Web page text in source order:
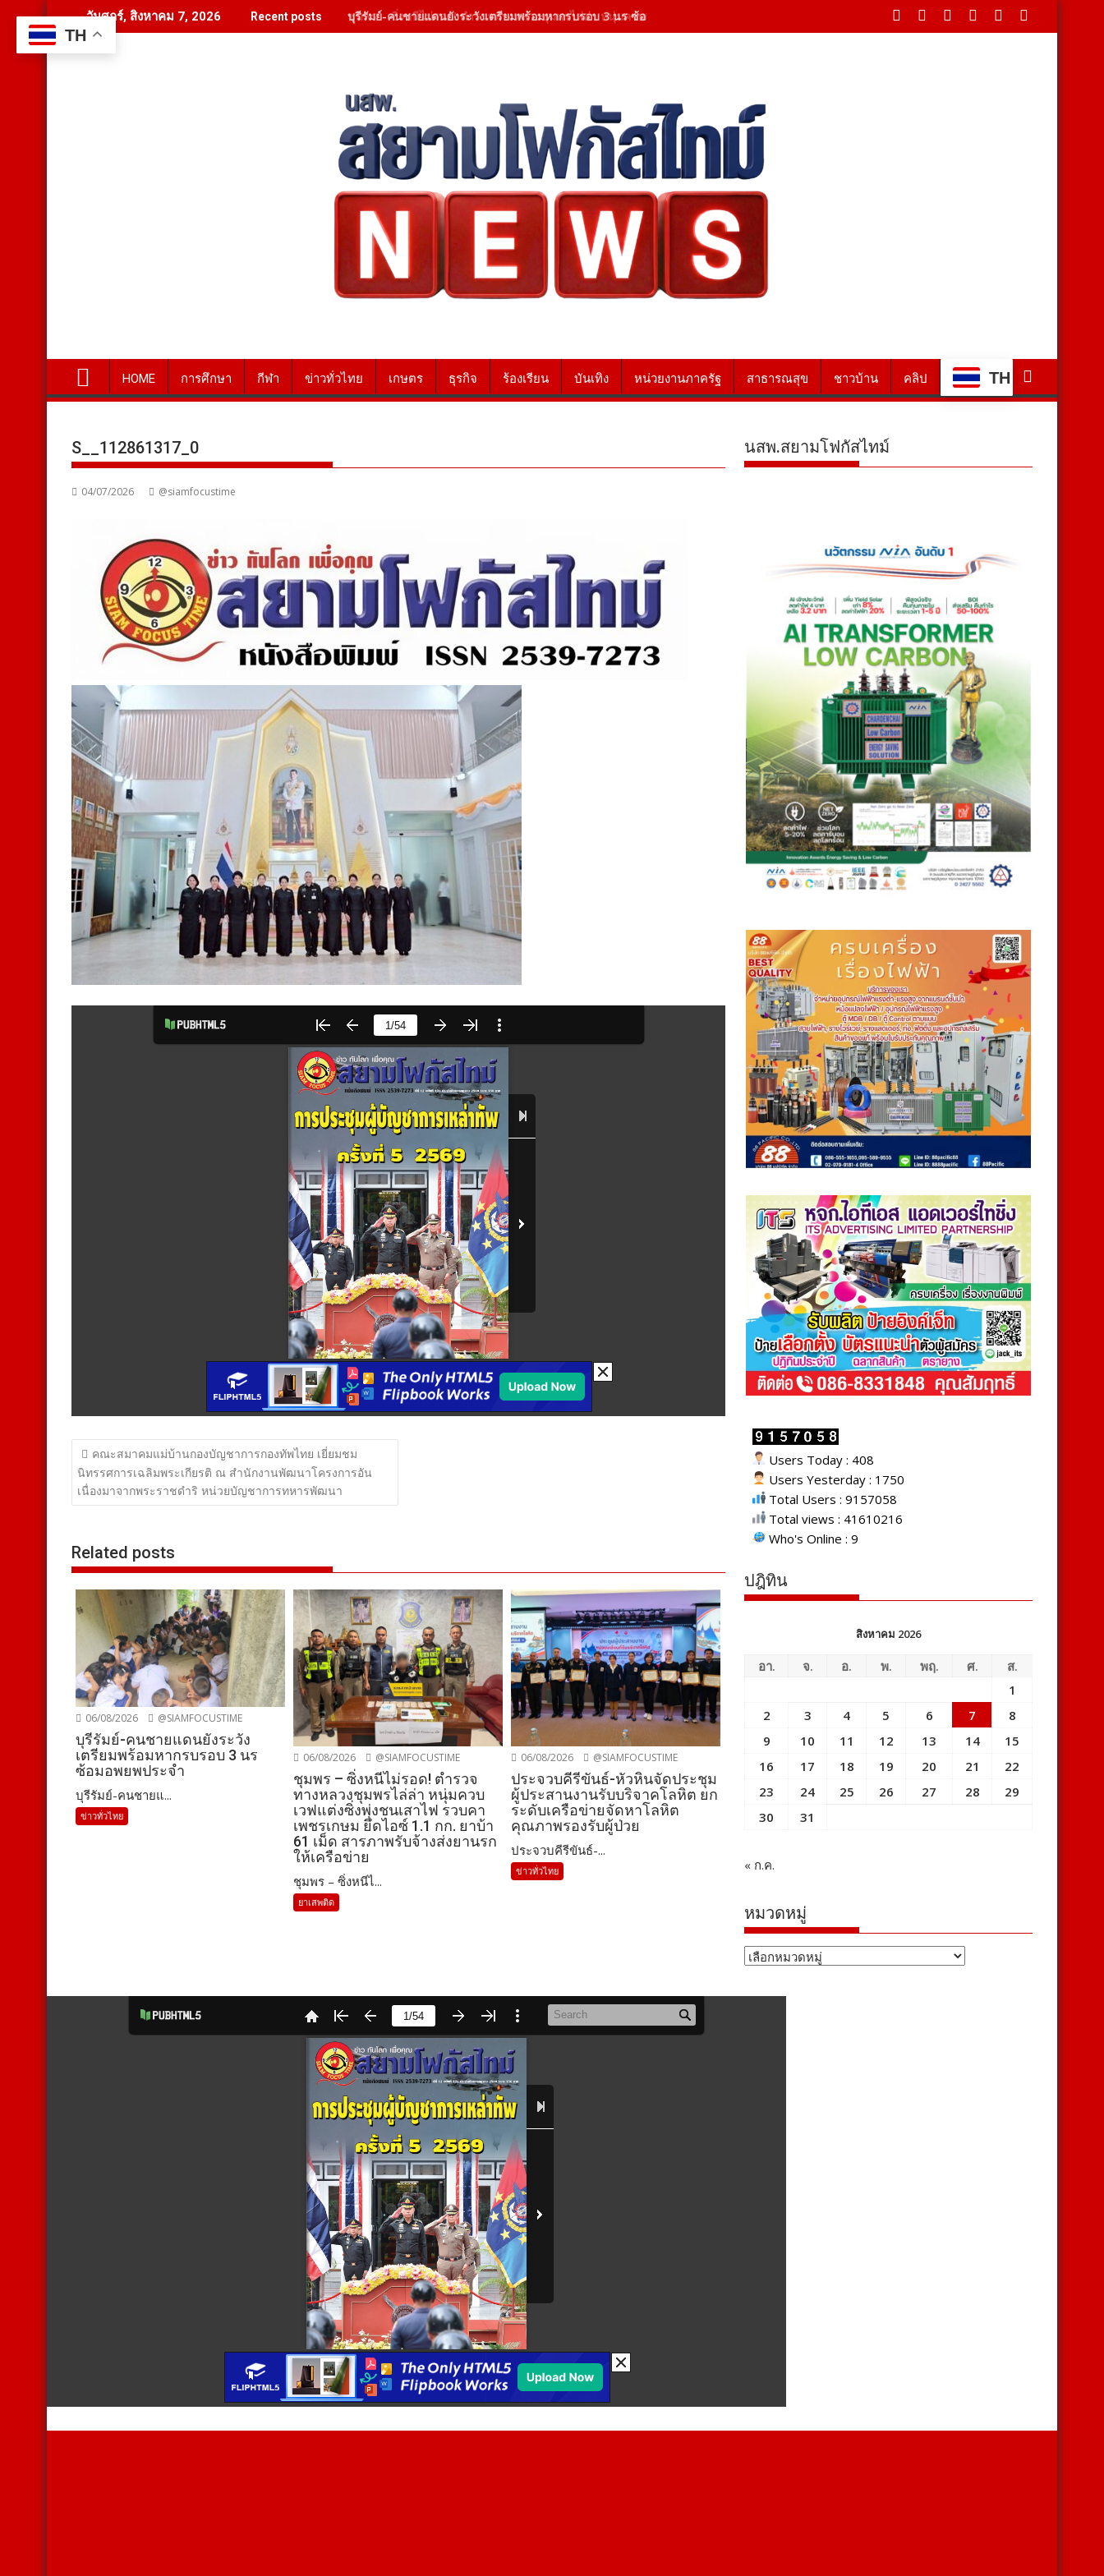
to
content
วันศุกร์, สิงหาคม 7, 2026 Recent posts ชุมพร – ซิ่งหนีไม่รอด! ตำรวจทางหลวงชุมพรไล่ล่า หนุ่มควบเวฟแต่งซิ่งพุ่งชนเสาไฟ รวบคาเพชรเกษม ยึดไอซ์ 1.1 กก. ยาบ้า 61 เม็ด สารภาพรับจ้างส่งยา
HOME การศึกษา กีฬา ข่าวทั่วไทย เกษตร ธุรกิจ ร้องเรียน บันเทิง หน่วยงานภาครัฐ สาธารณสุข ชาวบ้าน คลิป TH
S__112861317_0
04/07/2026 @siamfocustime
แนะแนว
เรื่อง
คณะสมาคมแม่บ้านกองบัญชาการกองทัพไทย เยี่ยมชม
นิทรรศการเฉลิมพระเกียรติ ณ สำนักงานพัฒนาโครงการอัน
เนื่องมาจากพระราชดำริ หน่วยบัญชาการทหารพัฒนา
Related posts
06/08/2026 @SIAMFOCUSTIME
บุรีรัมย์-คนชายแดนยังระวัง
เตรียมพร้อมหากรบรอบ 3 นร
ซ้อมอพยพประจำ
บุรีรัมย์-คนชายแ...
ข่าวทั่วไทย
06/08/2026 @SIAMFOCUSTIME
ชุมพร – ซิ่งหนีไม่รอด! ตำรวจ
ทางหลวงชุมพรไล่ล่า หนุ่มควบ
เวฟแต่งซิ่งพุ่งชนเสาไฟ รวบคา
เพชรเกษม ยึดไอซ์ 1.1 กก. ยาบ้า
61 เม็ด สารภาพรับจ้างส่งยานรก
ให้เครือข่าย
ชุมพร – ซิ่งหนีไ...
ยาเสพติด
06/08/2026 @SIAMFOCUSTIME
ประจวบคีรีขันธ์-หัวหินจัดประชุม
ผู้ประสานงานรับบริจาคโลหิต ยก
ระดับเครือข่ายจัดหาโลหิต
คุณภาพรองรับผู้ป่วย
ประจวบคีรีขันธ์-...
ข่าวทั่วไทย
นสพ.สยามโฟกัสไทม์
Users Today : 408
Users Yesterday : 1750
Total Users : 9157058
Total views : 41610216
Who's Online : 9
ปฎิทิน
สิงหาคม 2026
อา. จ. อ. พ. พฤ. ศ.
ส.
1
2
3 4 5 6 7
8
9
10 11 12 13 14
15
16
17 18 19 20 21
22
23
24 25 26 27 28
29
30
31
« ก.ค.
หมวดหมู่
หมวด
TH